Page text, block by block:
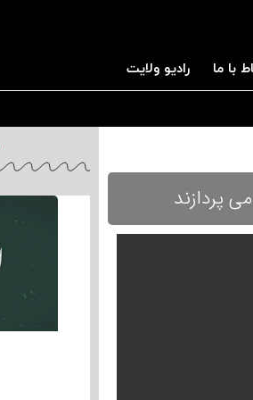
با ما رادیو ولایت
پردازند